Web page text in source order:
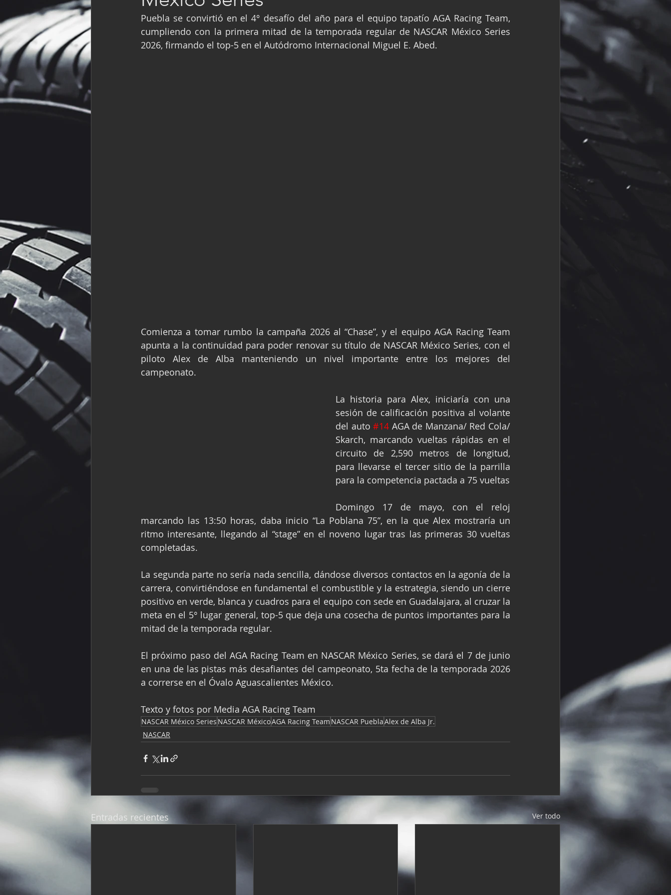
NASCAR México
Puebla se convirtió en el 4° desafío del año para el equipo tapatío AGA Racing Team,
cumpliendo con la primera mitad de la temporada regular de NASCAR México Series
2026, firmando el top-5 en el Autódromo Internacional Miguel E. Abed.
Comienza a tomar rumbo la campaña 2026 al “Chase”, y el equipo AGA Racing Team
apunta a la continuidad para poder renovar su título de NASCAR México Series, con el
piloto Alex de Alba manteniendo un nivel importante entre los mejores del
campeonato.
La historia para Alex, iniciaría con una
sesión de calificación positiva al volante
del auto #14 AGA de Manzana/ Red Cola/
Skarch, marcando vueltas rápidas en el
circuito de 2,590 metros de longitud,
para llevarse el tercer sitio de la parrilla
para la competencia pactada a 75 vueltas
Domingo 17 de mayo, con el reloj
marcando las 13:50 horas, daba inicio “La Poblana 75”, en la que Alex mostraría un
ritmo interesante, llegando al “stage” en el noveno lugar tras las primeras 30 vueltas
completadas.
La segunda parte no sería nada sencilla, dándose diversos contactos en la agonía de la
carrera, convirtiéndose en fundamental el combustible y la estrategia, siendo un cierre
positivo en verde, blanca y cuadros para el equipo con sede en Guadalajara, al cruzar la
meta en el 5° lugar general, top-5 que deja una cosecha de puntos importantes para la
mitad de la temporada regular.
El próximo paso del AGA Racing Team en NASCAR México Series, se dará el 7 de junio
en una de las pistas más desafiantes del campeonato, 5ta fecha de la temporada 2026
a correrse en el Óvalo Aguascalientes México.
Texto y fotos por Media AGA Racing Team
NASCAR México Series NASCAR MéxicoAGA Racing Team NASCAR PueblaAlex de Alba Jr.
NASCAR
Entradas recientes Ver todo